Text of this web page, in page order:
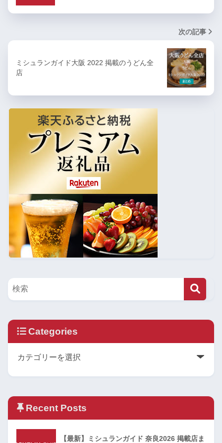
次の記事
ミシュランガイド大阪 2022 掲載のうどん全
店
Categories
Recent Posts
【最新】ミシュランガイド 奈良2026 掲載店ま